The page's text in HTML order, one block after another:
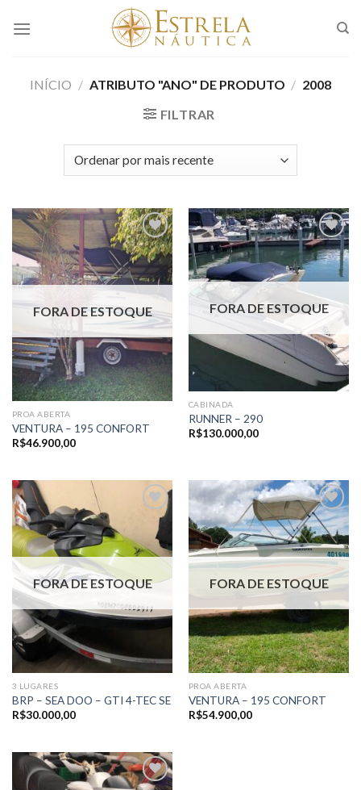
INÍCIO / ATRIBUTO "ANO" DE PRODUTO / 2008
FILTRAR
Adicionar
aos meus
favoritos
FORA DE ESTOQUE
PROA ABERTA
VENTURA – 195 CONFORT
R$46.900,00
Adicionar
favoritos
FORA DE ESTOQUE
CABINADA
RUNNER – 290
R$130.000,00
Adicionar
aos meus
FORA DE ESTOQUE
3 LUGARES
BRP – SEA DOO – GTI 4-TEC SE
R$30.000,00
Adicionar
aos meus
FORA DE ESTOQUE
PROA ABERTA
VENTURA – 195 CONFORT
R$54.900,00